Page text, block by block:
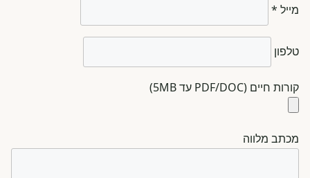
מייל *
טלפון
קורות חיים (PDF/DOC עד 5MB)
מכתב מלווה